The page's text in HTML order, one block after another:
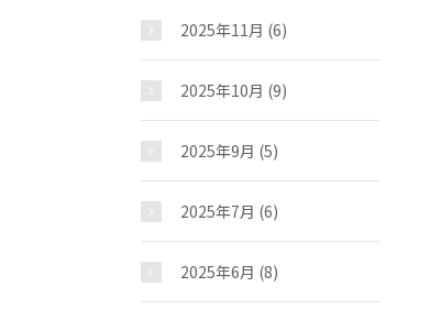
2025年11月 (6)
2025年10月 (9)
2025年9月 (5)
2025年7月 (6)
2025年6月 (8)